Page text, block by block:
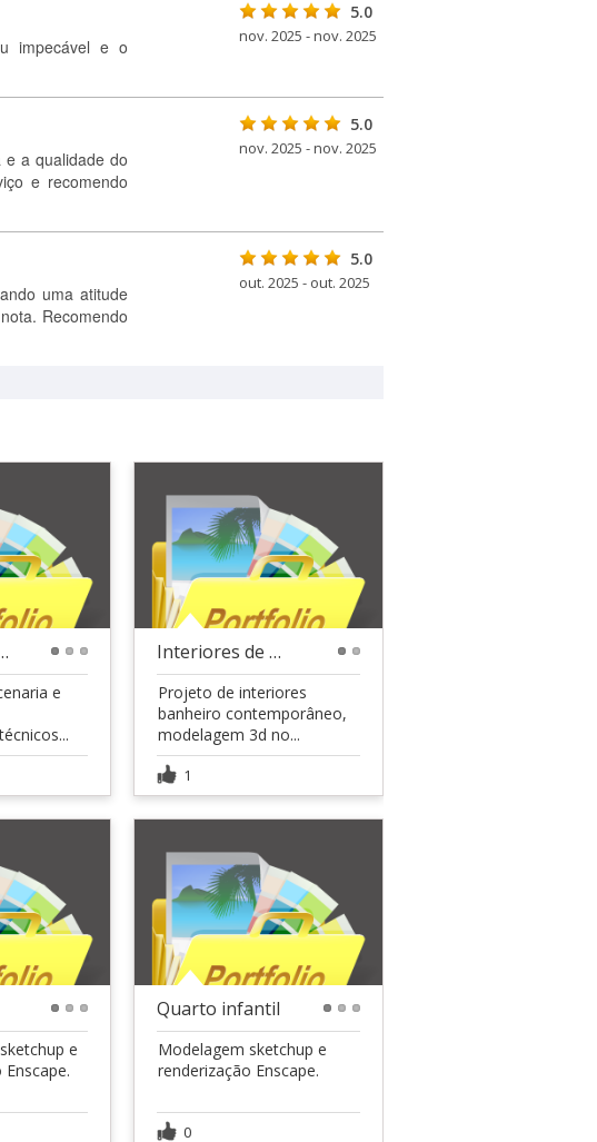
impecável e o
5.0
nov. 2025 - nov. 2025
a qualidade do
e recomendo
5.0
nov. 2025 - nov. 2025
uma atitude
Recomendo
5.0
out. 2025 - out. 2025
cozinha
e
Interiores de banheiro
Projeto de interiores
banheiro contemporâneo,
modelagem 3d no...
1
e
Quarto infantil
Modelagem sketchup e
renderização Enscape.
0